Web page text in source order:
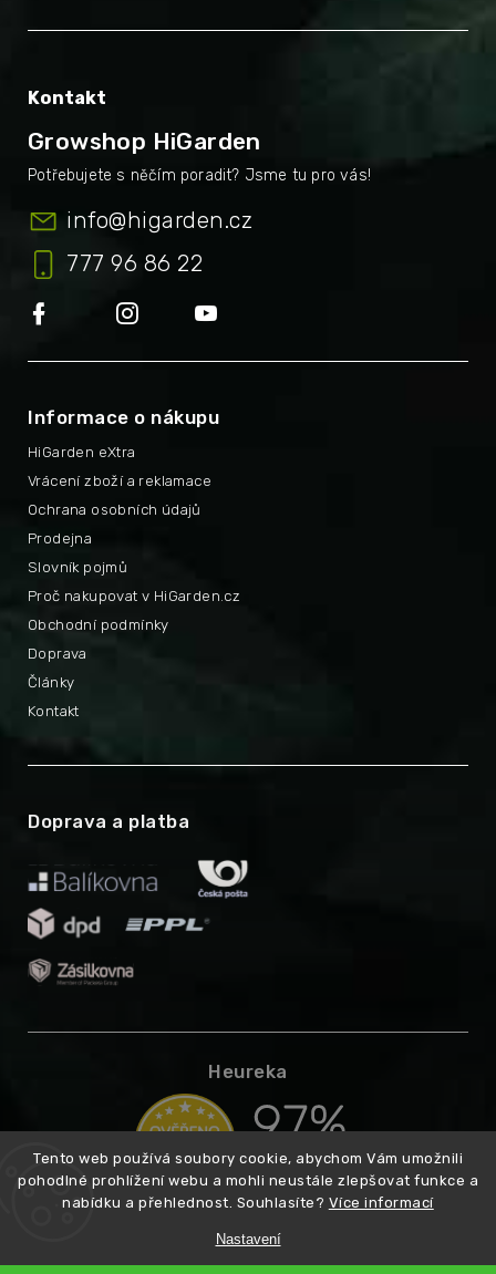
Tento web používá soubory cookie, abychom Vám umožnili
pohodlné prohlížení webu a mohli neustále zlepšovat funkce a
nabídku a přehlednost. Souhlasíte? Více informací
Nastavení
Kontakt
Growshop HiGarden
info@higarden.cz
777 96 86 22
Informace o nákupu
HiGarden eXtra
Proč nakupovat v HiGarden.cz
Vrácení zboží a reklamace
Obchodní podmínky
Ochrana osobních údajů
Doprava
Prodejna
Články
Slovník pojmů
Kontakt
Doprava a platba
Heureka